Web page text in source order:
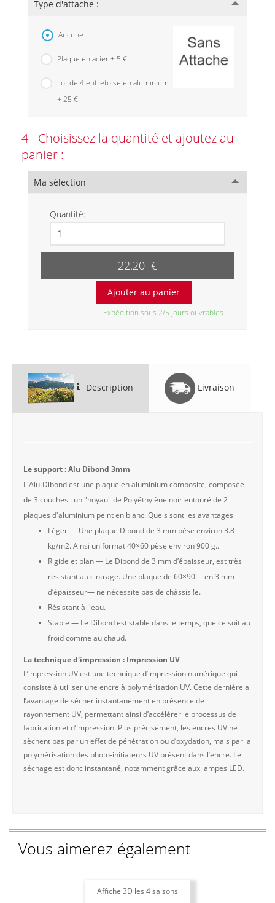
Type d'attache :
Aucune
Plaque en acier + 5 €
Lot de 4 entretoise en aluminium
+ 25 €
4 - Choisissez la quantité et ajoutez au
panier :
Ma sélection
Quantité:
22.20 €
Expédition sous 2/5 jours ouvrables.
Description Livraison
Le support : Alu Dibond 3mm
L'Alu-Dibond est une plaque en aluminium composite, composée
de 3 couches : un "noyau" de Polyéthylène noir entouré de 2
plaques d'aluminium peint en blanc. Quels sont les avantages
Léger — Une plaque Dibond de 3 mm pèse environ 3.8
kg/m2. Ainsi un format 40×60 pèse environ 900 g..
Rigide et plan — Le Dibond de 3 mm d’épaisseur, est très
résistant au cintrage. Une plaque de 60×90 —en 3 mm
d’épaisseur— ne nécessite pas de châssis !e.
Résistant à l'eau.
Stable — Le Dibond est stable dans le temps, que ce soit au
froid comme au chaud.
La technique d'impression : Impression UV
L’impression UV est une technique d’impression numérique qui
consiste à utiliser une encre à polymérisation UV. Cette dernière a
l’avantage de sécher instantanément en présence de
rayonnement UV, permettant ainsi d’accélérer le processus de
fabrication et d’impression. Plus précisément, les encres UV ne
sèchent pas par un effet de pénétration ou d’oxydation, mais par la
polymérisation des photo-initiateurs UV présent dans l’encre. Le
séchage est donc instantané, notamment grâce aux lampes LED.
Vous aimerez également
Affiche 3D les 4 saisons